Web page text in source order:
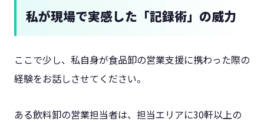
私が現場で実感した「記録術」の威力
ここで少し、私自身が食品卸の営業支援に携わった際の
経験をお話しさせてください。
ある飲料卸の営業担当者は、担当エリアに30軒以上の